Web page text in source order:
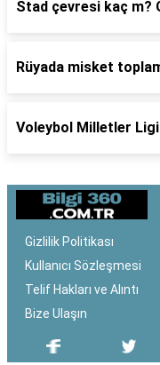
Stad çevresi kaç m?
Rüyada misket
Voleybol Milletler
Gizlilik Politikası
Kullanıcı Sözleşmesi
Telif Hakları ve Alıntı
Bize Ulaşın